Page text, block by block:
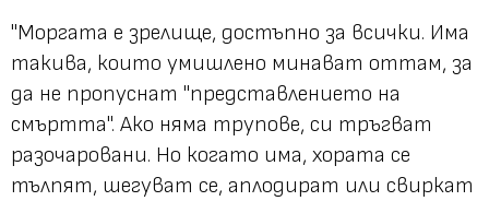
"Моргата е зрелище, достъпно за всички. Има
такива, които умишлено минават оттам, за
да не пропуснат "представлението на
смъртта". Ако няма трупове, си тръгват
разочаровани. Но когато има, хората се
тълпят, шегуват се, аплодират или свиркат